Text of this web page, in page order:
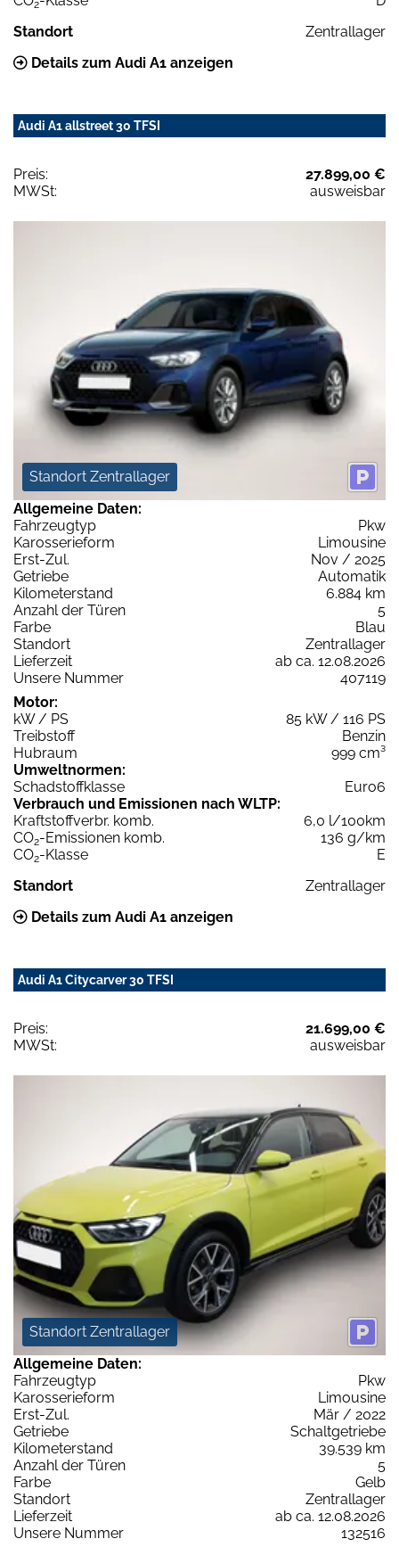
2
Standort
Zentrallager
Details zum Audi A1 anzeigen
Audi A1 allstreet 30 TFSI
Preis:
27.899,00 €
MWSt:
ausweisbar
Standort Zentrallager
Allgemeine Daten:
Fahrzeugtyp
Pkw
Karosserieform
Limousine
Erst-Zul.
Nov / 2025
Getriebe
Automatik
Kilometerstand
6.884 km
Anzahl der Türen
5
Farbe
Blau
Standort
Zentrallager
Lieferzeit
ab ca. 12.08.2026
Unsere Nummer
407119
Motor:
kW / PS
85 kW / 116 PS
Treibstoff
Benzin
Hubraum
999 cm³
Umweltnormen:
Schadstoffklasse
Euro6
Verbrauch und Emissionen nach WLTP:
Kraftstoffverbr. komb.
6,0 l/100km
CO2-Emissionen komb.
136 g/km
CO2-Klasse
E
Standort
Zentrallager
Details zum Audi A1 anzeigen
Audi A1 Citycarver 30 TFSI
Preis:
21.699,00 €
MWSt:
ausweisbar
Standort Zentrallager
Allgemeine Daten:
Fahrzeugtyp
Pkw
Karosserieform
Limousine
Erst-Zul.
Mär / 2022
Getriebe
Schaltgetriebe
Kilometerstand
39.539 km
Anzahl der Türen
5
Farbe
Gelb
Standort
Zentrallager
Lieferzeit
ab ca. 12.08.2026
Unsere Nummer
132516